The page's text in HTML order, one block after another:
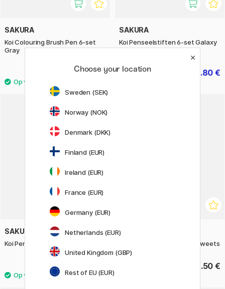
SAKURA
Koi Colouring Brush Pen 6-set
Gray
14.80 €
SAKURA
Koi Penseelstiften 6-set Galaxy
14.80 €
SAKURA
Koi Penseelstiften 6-set Portrait
18.50 €
SAKURA
Koi Penseelstiften 6-set Sweets
18.50 €
Choose your location
Sweden (SEK)
Norway (NOK)
Denmark (DKK)
Finland (EUR)
Ireland (EUR)
France (EUR)
Germany (EUR)
Netherlands (EUR)
United Kingdom (GBP)
Rest of EU (EUR)